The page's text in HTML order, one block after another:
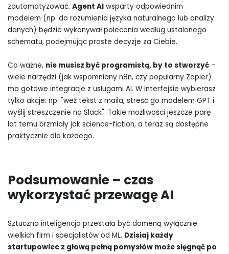
zautomatyzować. Agent AI wsparty odpowiednim
modelem (np. do rozumienia języka naturalnego lub analizy
danych) będzie wykonywał polecenia według ustalonego
schematu, podejmując proste decyzje za Ciebie.
Co ważne, nie musisz być programistą, by to stworzyć –
wiele narzędzi (jak wspomniany n8n, czy popularny Zapier)
ma gotowe integracje z usługami AI. W interfejsie wybierasz
tylko akcje: np. "weź tekst z maila, streść go modelem GPT i
wyślij streszczenie na Slack". Takie możliwości jeszcze parę
lat temu brzmiały jak science-fiction, a teraz są dostępne
praktycznie dla każdego.
Podsumowanie – czas
wykorzystać przewagę AI
Sztuczna inteligencja przestała być domeną wyłącznie
wielkich firm i specjalistów od ML. Dzisiaj każdy
startupowiec z głową pełną pomysłów może sięgnąć po